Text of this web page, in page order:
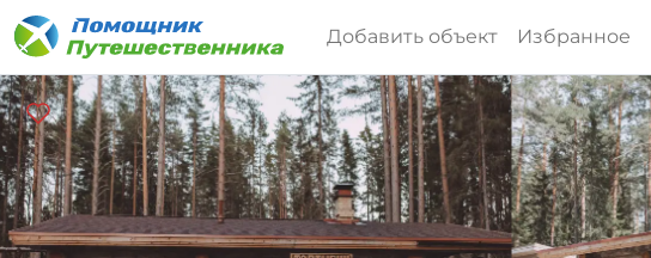
Добавить объект Избранное